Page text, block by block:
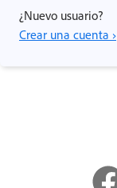
¿Nuevo usuario?
Crear una cuenta ›